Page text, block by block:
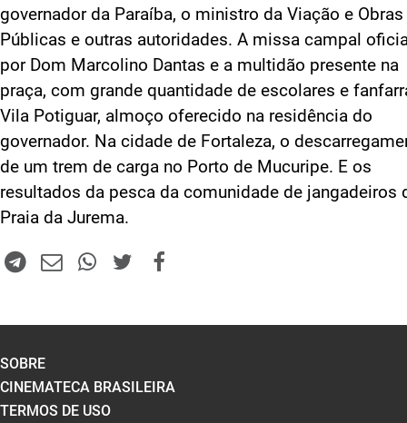
governador da Paraíba, o ministro da Viação e Obras
Públicas e outras autoridades. A missa campal
por Dom Marcolino Dantas e a multidão presente na
praça, com grande quantidade de escolares e
Vila Potiguar, almoço oferecido na residência do
governador. Na cidade de Fortaleza, o
de um trem de carga no Porto de Mucuripe. E os
resultados da pesca da comunidade de jangadeiros
Praia da Jurema.
SOBRE
CINEMATECA BRASILEIRA
TERMOS DE USO